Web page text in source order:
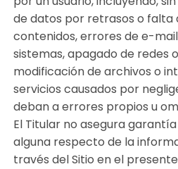
de datos por retrasos o falta
contenidos, errores de e-
sistemas, apagado de redes
modificación de archivos o
servicios causados por
deban a errores propios u
El Titular no asegura
alguna respecto de la
través del Sitio en el